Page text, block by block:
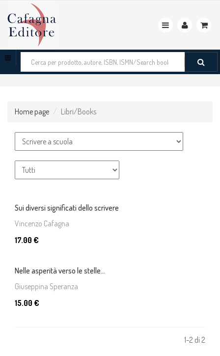
Toggle
Cerca
tra
Home page
Libri/Books
Sui diversi significati dello scrivere
Vincenzo Cafagna
17.00 €
Nelle asperità verso le stelle...
Giuseppina Speranza
15.00 €
1-2 di 2